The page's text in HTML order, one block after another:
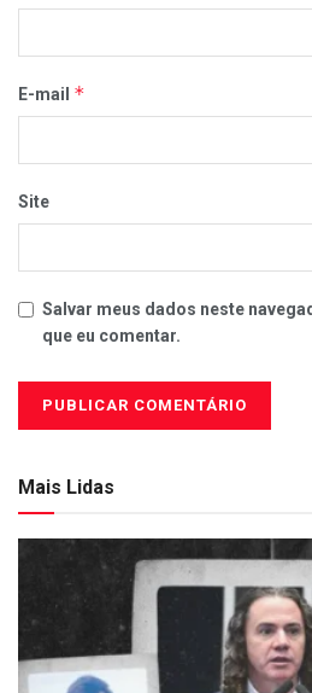
E-mail *
Site
Salvar meus dados neste
que eu comentar.
Mais Lidas